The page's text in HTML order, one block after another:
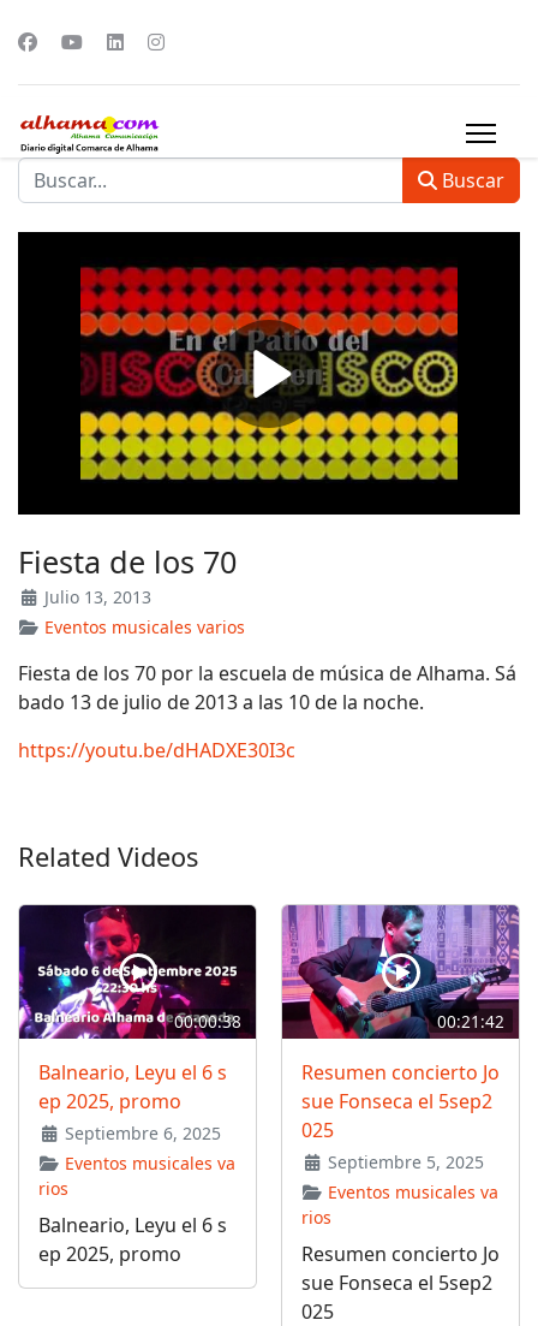
Buscar
Fiesta de los 70
Julio 13, 2013
Eventos musicales varios
Fiesta de los 70 por la escuela de música de Alhama. Sá
bado 13 de julio de 2013 a las 10 de la noche.
https://youtu.be/dHADXE30I3c
Related Videos
00:00:38
Balneario, Leyu el 6 s
ep 2025, promo
Septiembre 6, 2025
Eventos musicales va
rios
Balneario, Leyu el 6 s
ep 2025, promo
00:21:42
Resumen concierto Jo
sue Fonseca el 5sep2
025
Septiembre 5, 2025
Eventos musicales va
rios
Resumen concierto Jo
sue Fonseca el 5sep2
025